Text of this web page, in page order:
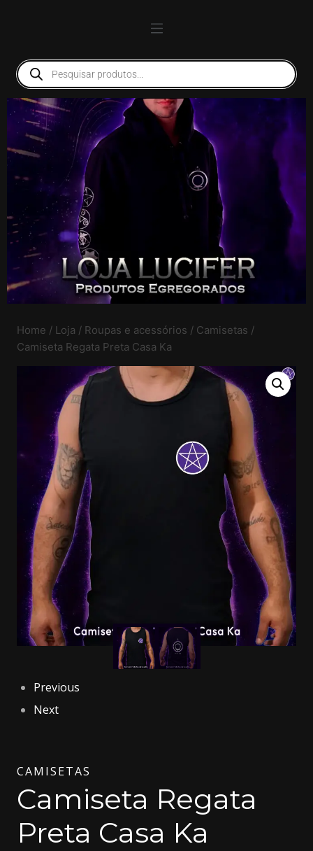
Home / Loja / Roupas e acessórios / Camisetas /
Camiseta Regata Preta Casa Ka
Previous
Next
CAMISETAS
Camiseta Regata
Preta Casa Ka